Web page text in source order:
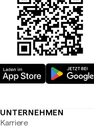
UNTERNEHMEN
Karriere